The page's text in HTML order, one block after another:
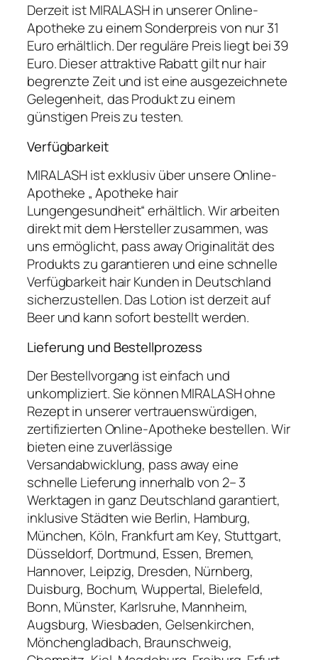
Derzeit ist MIRALASH in unserer Online-
Apotheke zu einem Sonderpreis von nur 31
Euro erhältlich. Der reguläre Preis liegt bei 39
Euro. Dieser attraktive Rabatt gilt nur hair
begrenzte Zeit und ist eine ausgezeichnete
Gelegenheit, das Produkt zu einem
günstigen Preis zu testen.
Verfügbarkeit
MIRALASH ist exklusiv über unsere Online-
Apotheke „ Apotheke hair
Lungengesundheit“ erhältlich. Wir arbeiten
direkt mit dem Hersteller zusammen, was
uns ermöglicht, pass away Originalität des
Produkts zu garantieren und eine schnelle
Verfügbarkeit hair Kunden in Deutschland
sicherzustellen. Das Lotion ist derzeit auf
Beer und kann sofort bestellt werden.
Lieferung und Bestellprozess
Der Bestellvorgang ist einfach und
unkompliziert. Sie können MIRALASH ohne
Rezept in unserer vertrauenswürdigen,
zertifizierten Online-Apotheke bestellen. Wir
bieten eine zuverlässige
Versandabwicklung, pass away eine
schnelle Lieferung innerhalb von 2– 3
Werktagen in ganz Deutschland garantiert,
inklusive Städten wie Berlin, Hamburg,
München, Köln, Frankfurt am Key, Stuttgart,
Düsseldorf, Dortmund, Essen, Bremen,
Hannover, Leipzig, Dresden, Nürnberg,
Duisburg, Bochum, Wuppertal, Bielefeld,
Bonn, Münster, Karlsruhe, Mannheim,
Augsburg, Wiesbaden, Gelsenkirchen,
Mönchengladbach, Braunschweig,